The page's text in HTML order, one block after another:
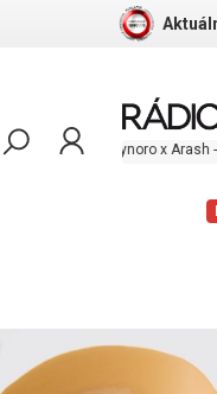
Dynoro x Arash - Layla